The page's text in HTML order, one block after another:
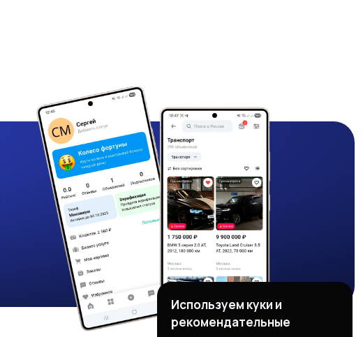
Используем куки и
рекомендательные